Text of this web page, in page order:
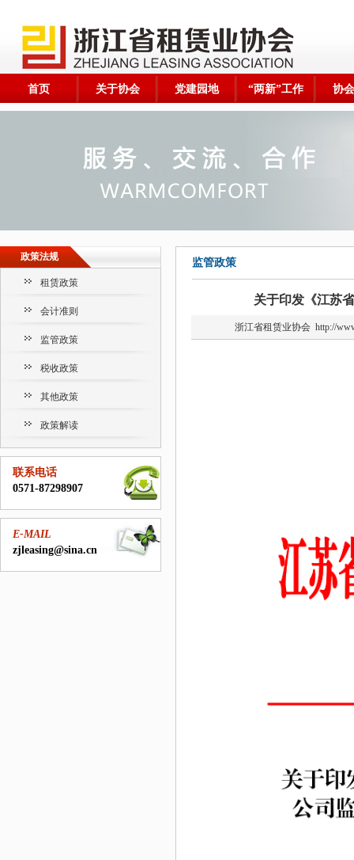
首页 关于协会 党建园地 “两新”工作 协
政策法规
租赁政策
会计准则
监管政策
税收政策
其他政策
政策解读
联系电话
0571-87298907
E-MAIL
zjleasing@sina.cn
监管政策
关于印发《江苏
浙江省租赁业协会 http://